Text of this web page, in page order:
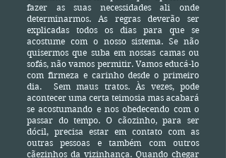
fazer as suas necessidades ali onde
determinarmos. As regras deverão ser
explicadas todos os dias para que se
acostume com o nosso sistema. Se não
quisermos que suba em nossas camas ou
sofás, não vamos permitir. Vamos educá-lo
com firmeza e carinho desde o primeiro
dia. Sem maus tratos. Às vezes, pode
acontecer uma certa teimosia mas acabará
se acostumando e nos obedecendo com o
passar do tempo. O cãozinho, para ser
dócil, precisa estar em contato com as
outras pessoas e também com outros
cãezinhos da vizinhança. Quando chegar